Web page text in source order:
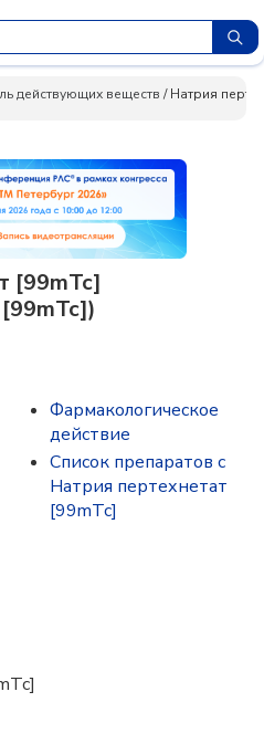
действующих веществ /Натрия
[99mТс]
Фармакологическое
действие
Список препаратов с
Натрия пертехнетат
[99mТс]